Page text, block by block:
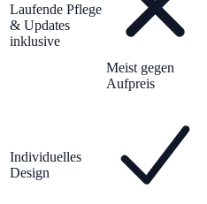
Laufende Pflege
& Updates
inklusive
Meist gegen
Aufpreis
Individuelles
Design